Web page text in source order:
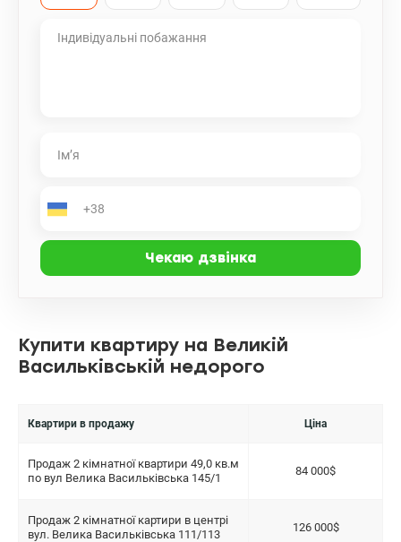
Купити квартиру на Великій
Васильківській недорого
Квартири в продажу Ціна
Продаж 2 кімнатної квартири 49,0 кв.м
по вул Велика Васильківська 145/1
84 000$
Продаж 2 кімнатної картири в центрі
вул. Велика Васильківська 111/113
126 000$